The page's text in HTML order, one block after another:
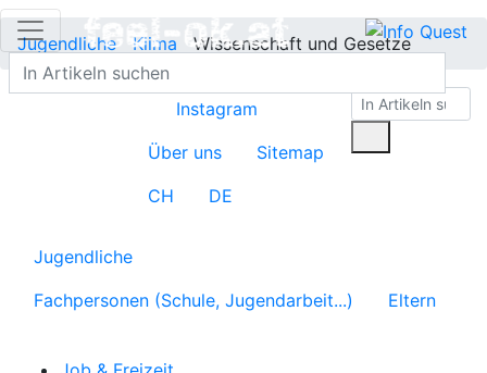
Jugendliche Klima Wissenschaft und Gesetze
Instagram
Über uns
Sitemap
CH
DE
Jugendliche
Fachpersonen (Schule, Jugendarbeit...)
Eltern